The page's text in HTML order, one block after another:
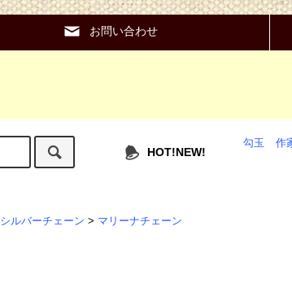
お問い合わせ
HOT!NEW!
勾玉 作
シルバーチェーン > マリーナチェーン